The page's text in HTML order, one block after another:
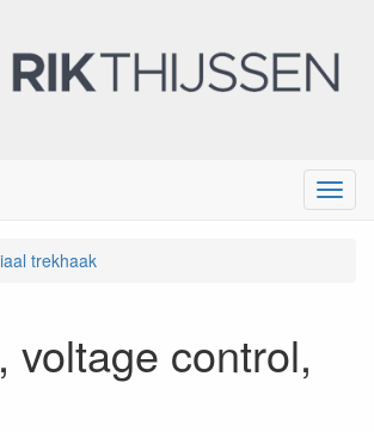
Menu
trekhaak
voltage control,